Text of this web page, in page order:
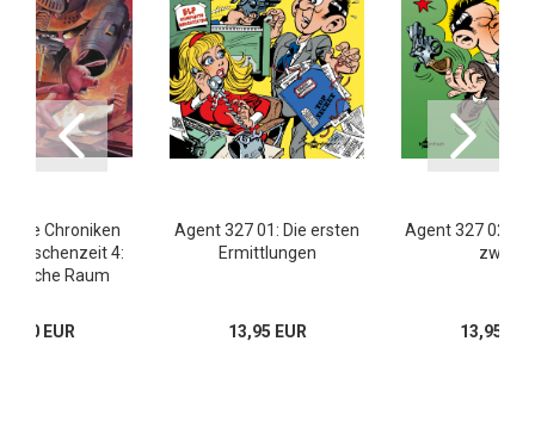
Die Chroniken
Zwischenzeit 4:
Raum
EUR
Agent 327 01: Die ersten
Ermittlungen
13,95 EUR
Agent 327 02:
zwei!
13,95